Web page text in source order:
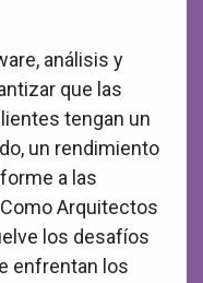
análisis y
que las
tengan un
un rendimiento
a las
Arquitectos
los desafíos
enfrentan los